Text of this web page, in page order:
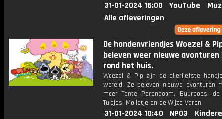
31-01-2024 16:00 YouTube
Alle afleveringen
De hondenvriendjes Woezel &
beleven weer nieuwe avonturen
rond het huis.
Woezel & Pip zijn de allerliefste
wereld. Ze beleven nieuwe avonturen
meer Tante Perenboom, Buurpoes, de
Tulpjes, Molletje en de Wijze Varen.
31-01-2024 10:40 NPO3